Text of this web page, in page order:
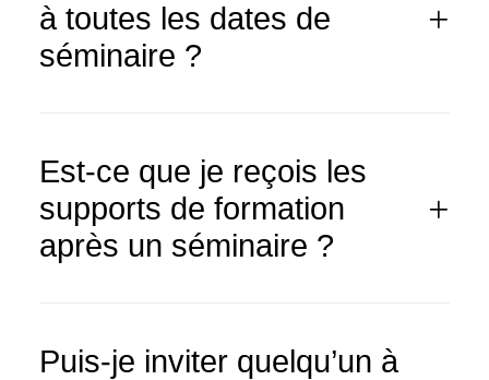
à toutes les dates de
séminaire ?
Est-ce que je reçois les
supports de formation
après un séminaire ?
Puis-je inviter quelqu’un à